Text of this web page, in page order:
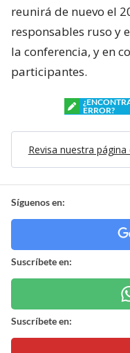
reunirá de nuevo el
responsables ruso y
la conferencia, y en
participantes.
ERROR?
Revisa nuestra
Síguenos en:
Suscríbete en:
Suscríbete en: